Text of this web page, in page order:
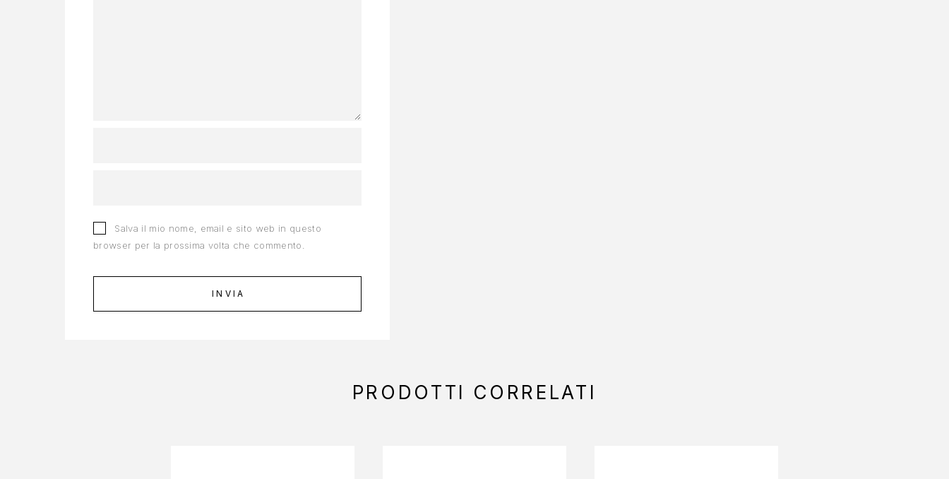
Salva il mio nome, email e sito web in questo
browser per la prossima volta che commento.
PRODOTTI CORRELATI